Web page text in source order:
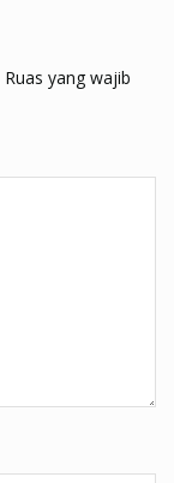
Ruas yang wajib